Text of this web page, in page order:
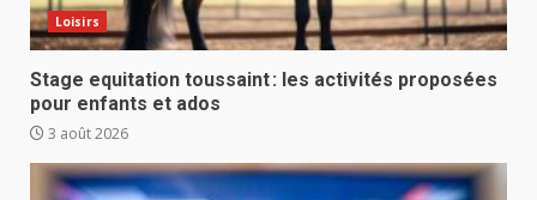
Loisirs
Stage equitation toussaint : les activités proposées
pour enfants et ados
3 août 2026